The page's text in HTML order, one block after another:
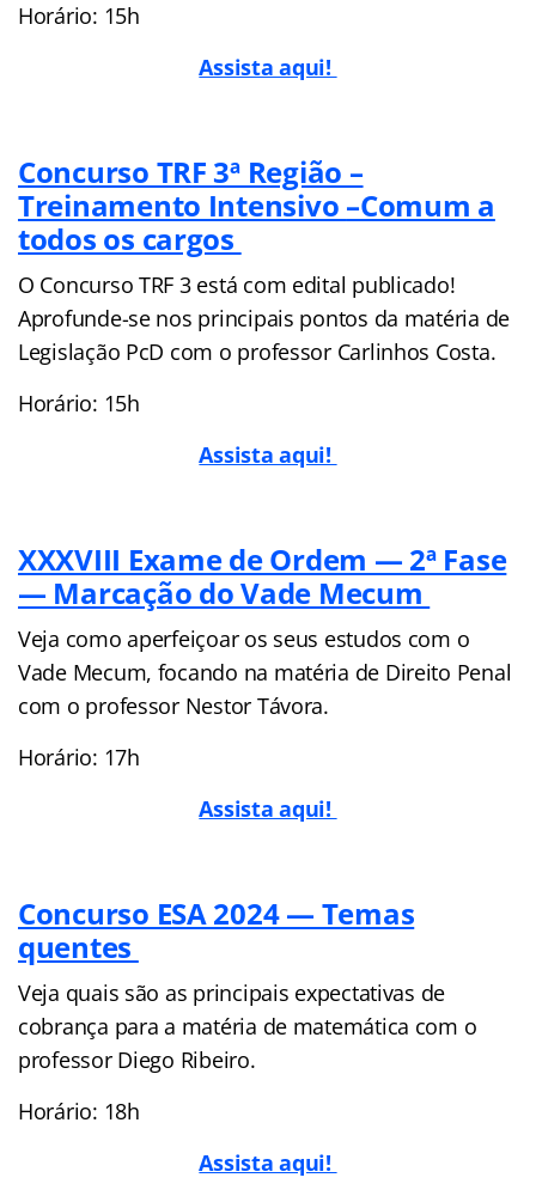
Horário: 15h
Assista aqui!
Concurso TRF 3ª Região –
Treinamento Intensivo –Comum a
todos os cargos
O Concurso TRF 3 está com edital publicado!
Aprofunde-se nos principais pontos da matéria de
Legislação PcD com o professor Carlinhos Costa.
Horário: 15h
Assista aqui!
XXXVIII Exame de Ordem — 2ª Fase
— Marcação do Vade Mecum
Veja como aperfeiçoar os seus estudos com o
Vade Mecum, focando na matéria de Direito Penal
com o professor Nestor Távora.
Horário: 17h
Assista aqui!
Concurso ESA 2024 — Temas
quentes
Veja quais são as principais expectativas de
cobrança para a matéria de matemática com o
professor Diego Ribeiro.
Horário: 18h
Assista aqui!